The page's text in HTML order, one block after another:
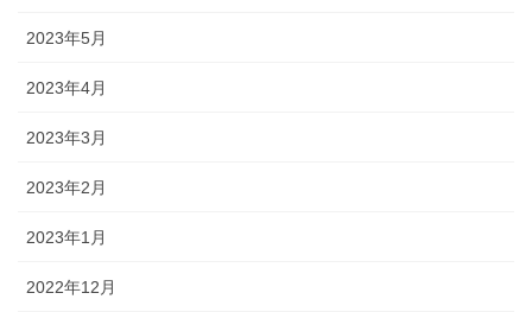
2023年5月
2023年4月
2023年3月
2023年2月
2023年1月
2022年12月